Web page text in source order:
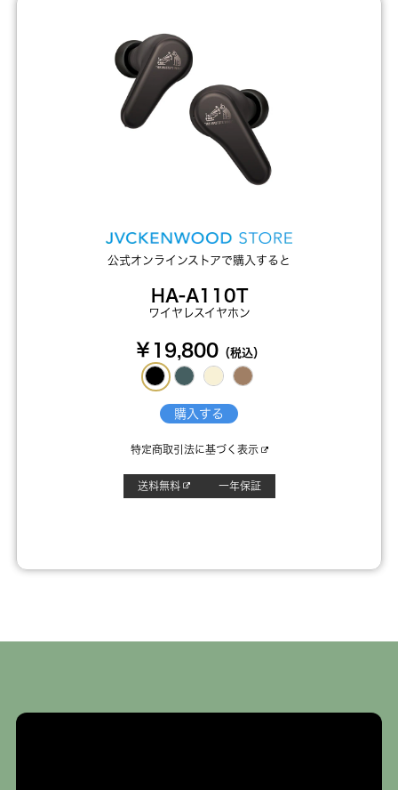
公式オンラインストアで購入すると
HA-A110T
ワイヤレスイヤホン
￥19,800（税込）
購入する
特定商取引法に基づく表示
送料無料 一年保証